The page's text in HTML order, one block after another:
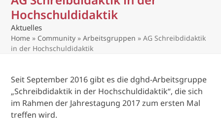
Hochschuldidaktik
Aktuelles
Home » Community »Arbeitsgruppen »AG Schreibdidaktik
in der Hochschuldidaktik
Seit September 2016 gibt es die dghd-Arbeitsgruppe
„Schreibdidaktik in der Hochschuldidaktik“, die sich
im Rahmen der Jahrestagung 2017 zum ersten Mal
treffen wird.